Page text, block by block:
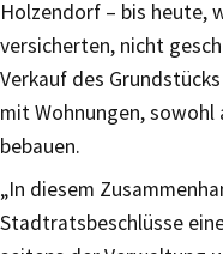
Holzendorf – bis heute,
versicherten, nicht
Verkauf des
mit Wohnungen, sowohl
bebauen.
„In diesem
Stadtratsbeschlüsse